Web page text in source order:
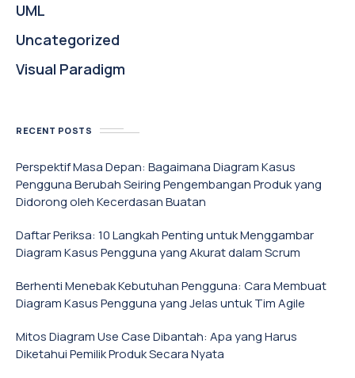
UML
Uncategorized
Visual Paradigm
RECENT POSTS
Perspektif Masa Depan: Bagaimana Diagram Kasus
Pengguna Berubah Seiring Pengembangan Produk yang
Didorong oleh Kecerdasan Buatan
Daftar Periksa: 10 Langkah Penting untuk Menggambar
Diagram Kasus Pengguna yang Akurat dalam Scrum
Berhenti Menebak Kebutuhan Pengguna: Cara Membuat
Diagram Kasus Pengguna yang Jelas untuk Tim Agile
Mitos Diagram Use Case Dibantah: Apa yang Harus
Diketahui Pemilik Produk Secara Nyata